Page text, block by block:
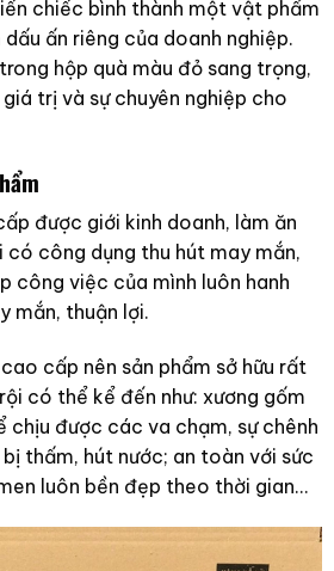
chiếc bình thành một vật phẩm
ấn riêng của doanh nghiệp.
hộp quà màu đỏ sang trọng,
trị và sự chuyên nghiệp cho
được giới kinh doanh, làm ăn
có công dụng thu hút may mắn,
công việc của mình luôn hanh
mắn, thuận lợi.
cấp nên sản phẩm sở hữu rất
có thể kể đến như: xương gốm
chịu được các va chạm, sự chênh
thấm, hút nước; an toàn với sức
luôn bền đẹp theo thời gian…